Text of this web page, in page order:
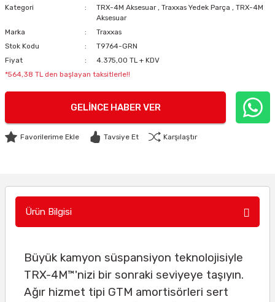
Kategori TRX-4M Aksesuar , Traxxas Yedek Parça , TRX-4M
Aksesuar
Marka
Traxxas
Stok Kodu
T9764-GRN
Fiyat
4.375,00 TL + KDV
*564,38 TL den başlayan taksitlerle!!
GELINCE HABER VER
Tavsiye Et Karşılaştır
Ürün Bilgisi
Büyük kamyon süspansiyon teknolojisiyle
TRX-4M™'nizi bir sonraki seviyeye taşıyın.
Ağır hizmet tipi GTM amortisörleri sert